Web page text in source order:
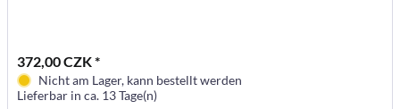
372,00 CZK *
Nicht am Lager, kann bestellt werden
Lieferbar in ca. 13 Tage(n)